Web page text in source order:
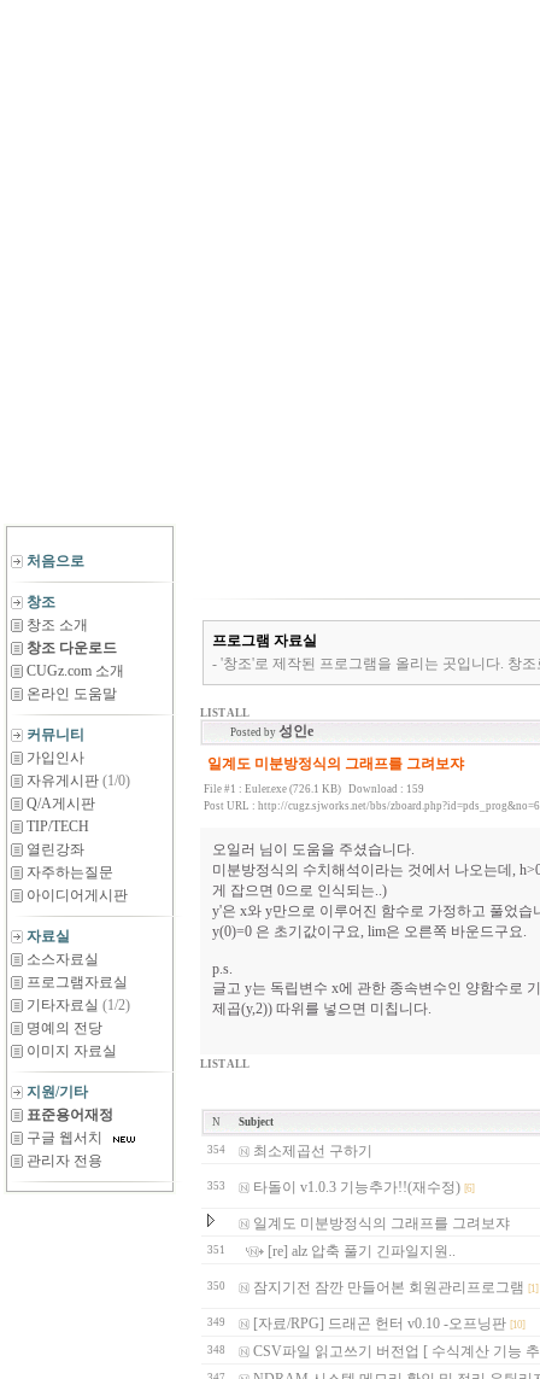
처음으로
창조
창조 소개
창조 다운로드
CUGz.com 소개
온라인 도움말
커뮤니티
가입인사
자유게시판 (1/0)
Q/A게시판
TIP/TECH
열린강좌
자주하는질문
아이디어게시판
자료실
소스자료실
프로그램자료실
기타자료실 (1/2)
명예의 전당
이미지 자료실
지원/기타
표준용어재정
구글 웹서치
관리자 전용
프로그램 자료실
- '창조'로 제작된 프로그램을 올리는 곳입니다. 창
LIST ALL
Posted by 성인e
일계도 미분방정식의 그래프를 그려보쟈
File #1 : Euler.exe (726.1 KB)
Download : 159
Post URL : http://cugz.sjworks.net/bbs/
오일러 님이 도움을 주셨습니다.
미분방정식의 수치해석이라는 것에서 나오는데,
게 잡으면 0으로 인식되는..)
y'은 x와 y만으로 이루어진 함수로 가정하고 풀었습
y(0)=0 은 초기값이구요, lim은 오른쪽 바운드구요.
p.s.
글고 y는 독립변수 x에 관한 종속변수인 양함수로
제곱(y,2)) 따위를 넣으면 미칩니다.
LIST ALL
N Subject
354 최소제곱선 구하기
353 타돌이 v1.0.3 기능추가!!(재수정) [6]
일계도 미분방정식의 그래프를 그려보쟈
351 [re] alz 압축 풀기 긴파일지원..
350 잠지기전 잠깐 만들어본 회원관리프로그램 [1]
349 [자료/RPG] 드래곤 헌터 v0.10 -오프닝판 [10]
348 CSV파일 읽고쓰기 버전업 [ 수식계산 기능